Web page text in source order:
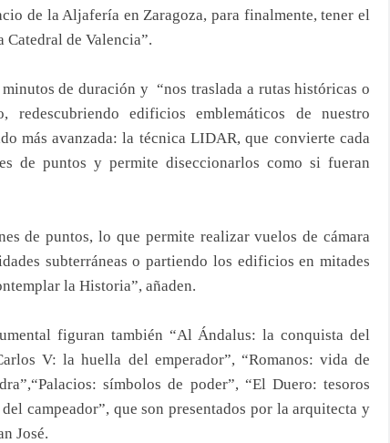
de la Aljafería en Zaragoza, para finalmente, tener el
de Valencia”.
de duración y “nos traslada a rutas históricas o
edificios emblemáticos de nuestro
más avanzada: la técnica LIDAR, que convierte cada
de puntos y permite diseccionarlos como si fueran
de puntos, lo que permite realizar vuelos de cámara
subterráneas o partiendo los edificios en mitades
la Historia”, añaden.
figuran también “Al Ándalus: la conquista del
V: la huella del emperador”, “Romanos: vida de
símbolos de poder”, “El Duero: tesoros
campeador”, que son presentados por la arquitecta y
José.